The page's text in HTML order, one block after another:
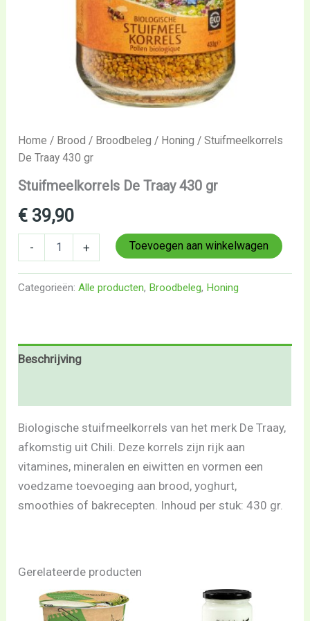
Home / Brood / Broodbeleg / Honing / Stuifmeelkorrels
De Traay 430 gr
Stuifmeelkorrels De Traay 430 gr
€ 39,90
- + Toevoegen aan winkelwagen
Categorieën:Alle producten, Broodbeleg, Honing
Beschrijving
Biologische stuifmeelkorrels van het merk De Traay,
afkomstig uit Chili. Deze korrels zijn rijk aan
vitamines, mineralen en eiwitten en vormen een
voedzame toevoeging aan brood, yoghurt,
smoothies of bakrecepten. Inhoud per stuk: 430 gr.
Gerelateerde producten